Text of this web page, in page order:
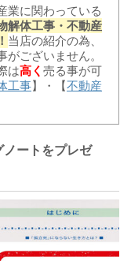
業に関わっている
解体工事・不動産
当店の紹介の為、
ございません。
は高く 売る事が可
工事】・【不動産
ートをプレゼ